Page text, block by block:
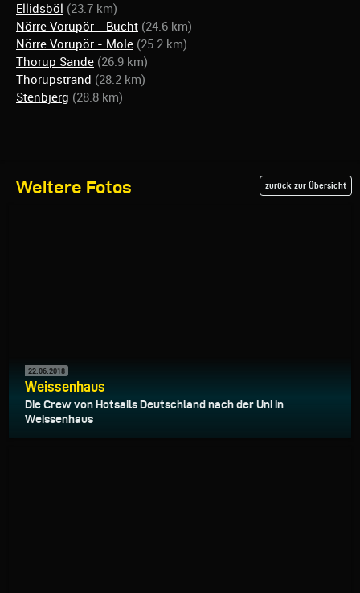
Ellidsböl (23.7 km)
Nörre Vorupör - Bucht (24.6 km)
Nörre Vorupör - Mole (25.2 km)
Thorup Sande (26.9 km)
Thorupstrand (28.2 km)
Stenbjerg (28.8 km)
Weitere Fotos zurück zur Übersicht
22.06.2018
Weissenhaus
Die Crew von Hotsails Deutschland nach der Uni in
Weissenhaus